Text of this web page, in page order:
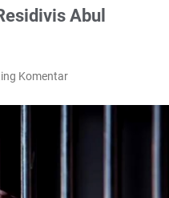
Abul
Komentar